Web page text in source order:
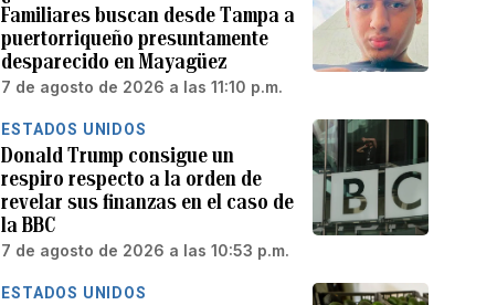
Familiares buscan desde Tampa a
puertorriqueño presuntamente
desparecido en Mayagüez
7 de agosto de 2026 a las 11:10 p.m.
ESTADOS UNIDOS
Donald Trump consigue un
respiro respecto a la orden de
revelar sus finanzas en el caso de
la BBC
7 de agosto de 2026 a las 10:53 p.m.
ESTADOS UNIDOS